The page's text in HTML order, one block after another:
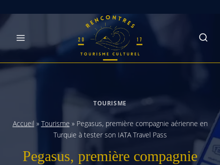
Skip
content
TOURISME
Accueil » Tourisme » Pegasus, première compagnie aérienne en
Turquie à tester son IATA Travel Pass
Pegasus, première compagnie